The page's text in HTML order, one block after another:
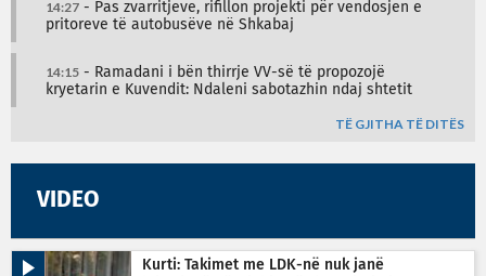
14:27 - Pas zvarritjeve, rifillon projekti për vendosjen e
pritoreve të autobusëve në Shkabaj
14:15 - Ramadani i bën thirrje VV-së të propozojë
kryetarin e Kuvendit: Ndaleni sabotazhin ndaj shtetit
TË GJITHA TË DITËS
VIDEO
Kurti: Takimet me LDK-në nuk janë